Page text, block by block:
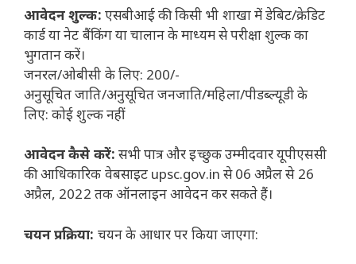
आवेदन शुल्क: एसबीआई की किसी भी शाखा में डेबिट/क्रेडिट
कार्ड या नेट बैंकिंग या चालान के माध्यम से परीक्षा शुल्क का
भुगतान करें।
जनरल/ओबीसी के लिए: 200/-
अनुसूचित जाति/अनुसूचित जनजाति/महिला/पीडब्ल्यूडी के
लिए: कोई शुल्क नहीं
आवेदन कैसे करें: सभी पात्र और इच्छुक उम्मीदवार यूपीएससी
की आधिकारिक वेबसाइट upsc.gov.in से 06 अप्रैल से 26
अप्रैल, 2022 तक ऑनलाइन आवेदन कर सकते हैं।
चयन प्रक्रिया: चयन के आधार पर किया जाएगा: